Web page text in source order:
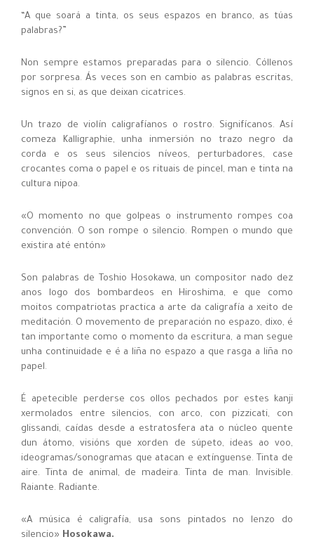
“A que soará a tinta, os seus espazos en branco, as túas
palabras?”
Non sempre estamos preparadas para o silencio. Cóllenos
por sorpresa. Ás veces son en cambio as palabras escritas,
signos en si, as que deixan cicatrices.
Un trazo de violín caligrafíanos o rostro. Signifícanos. Así
comeza Kalligraphie, unha inmersión no trazo negro da
corda e os seus silencios níveos, perturbadores, case
crocantes coma o papel e os rituais de pincel, man e tinta na
cultura nipoa.
«O momento no que golpeas o instrumento rompes coa
convención. O son rompe o silencio. Rompen o mundo que
existira até entón»
Son palabras de Toshio Hosokawa, un compositor nado dez
anos logo dos bombardeos en Hiroshima, e que como
moitos compatriotas practica a arte da caligrafía a xeito de
meditación. O movemento de preparación no espazo, dixo, é
tan importante como o momento da escritura, a man segue
unha continuidade e é a liña no espazo a que rasga a liña no
papel.
É apetecible perderse cos ollos pechados por estes kanji
xermolados entre silencios, con arco, con pizzicati, con
glissandi, caídas desde a estratosfera ata o núcleo quente
dun átomo, visións que xorden de súpeto, ideas ao voo,
ideogramas/sonogramas que atacan e extínguense. Tinta de
aire. Tinta de animal, de madeira. Tinta de man. Invisible.
Raiante. Radiante.
«A música é caligrafía, usa sons pintados no lenzo do
silencio» Hosokawa.